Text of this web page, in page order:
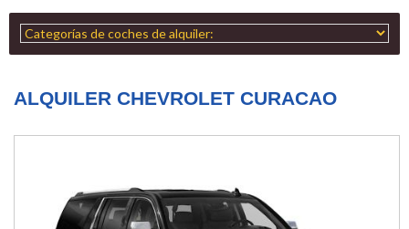
ALQUILER CHEVROLET CURACAO